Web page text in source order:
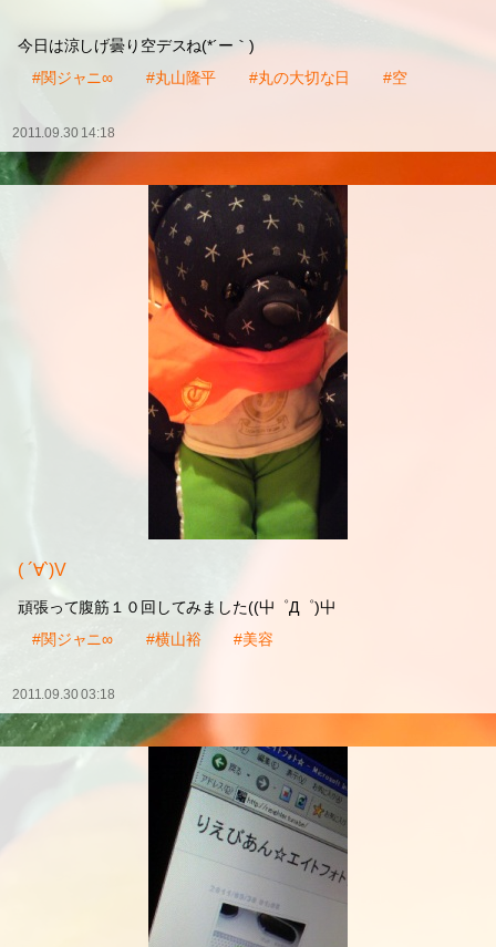
今日は涼しげ曇り空デスね(*´ー｀)
#関ジャニ∞
#丸山隆平 #丸の大切な日 #空
2011.09.30 14:18
( ´∀`)V
頑張って腹筋１０回してみました((屮゜Д゜)屮
#関ジャニ∞
#横山裕 #美容
2011.09.30 03:18